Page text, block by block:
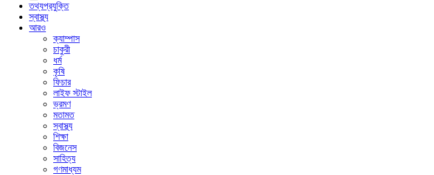
তথ্যপ্রযুক্তি
স্বাস্থ্য
আরও
ক্যাম্পাস
চাকুরী
ধর্ম
কৃষি
ফিচার
লাইফ স্টাইল
ভ্রমণ
মতামত
স্বাস্থ্য
শিক্ষা
বিজনেস
সাহিত্য
গণমাধ্যম